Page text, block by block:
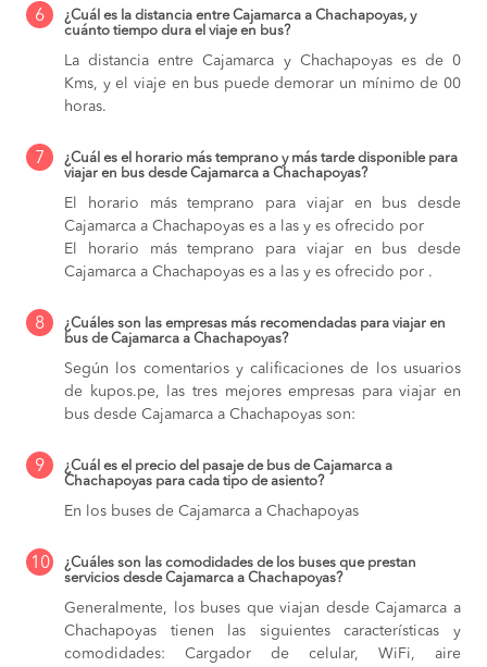
6
¿Cuál es la distancia entre Cajamarca a Chachapoyas, y
cuánto tiempo dura el viaje en bus?
La distancia entre Cajamarca y Chachapoyas es de 0
Kms, y el viaje en bus puede demorar un mínimo de 00
horas.
7
¿Cuál es el horario más temprano y más tarde disponible para
viajar en bus desde Cajamarca a Chachapoyas?
El horario más temprano para viajar en bus desde
Cajamarca a Chachapoyas es a las y es ofrecido por
El horario más temprano para viajar en bus desde
Cajamarca a Chachapoyas es a las y es ofrecido por .
8
¿Cuáles son las empresas más recomendadas para viajar en
bus de Cajamarca a Chachapoyas?
Según los comentarios y calificaciones de los usuarios
de kupos.pe, las tres mejores empresas para viajar en
bus desde Cajamarca a Chachapoyas son:
9
¿Cuál es el precio del pasaje de bus de Cajamarca a
Chachapoyas para cada tipo de asiento?
En los buses de Cajamarca a Chachapoyas
10
¿Cuáles son las comodidades de los buses que prestan
servicios desde Cajamarca a Chachapoyas?
Generalmente, los buses que viajan desde Cajamarca a
Chachapoyas tienen las siguientes características y
comodidades: Cargador de celular, WiFi, aire